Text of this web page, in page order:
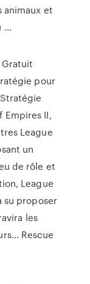
animaux et
...
pour
Empires II,
League
un
de rôle et
League
su proposer
les
Rescue